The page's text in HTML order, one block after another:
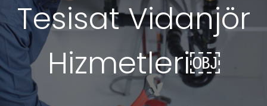
Tesisat Vidanjör
Hizmetleri￼